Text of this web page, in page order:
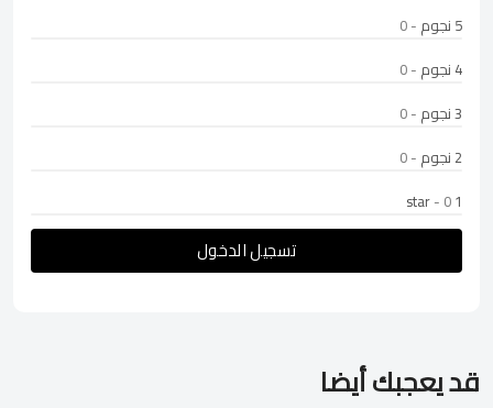
5 نجوم
- 0
4 نجوم
- 0
3 نجوم
- 0
2 نجوم
- 0
1 star
- 0
تسجيل الدخول
قد يعجبك أيضا